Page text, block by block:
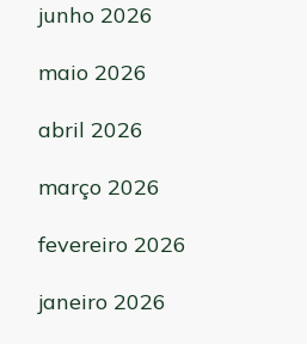
junho 2026
maio 2026
abril 2026
março 2026
fevereiro 2026
janeiro 2026